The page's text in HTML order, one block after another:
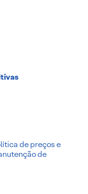
de preços e
de